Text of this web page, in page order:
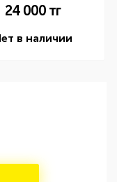
24 000 тг
в наличии